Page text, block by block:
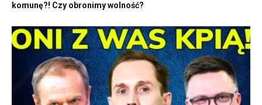
komunę?! Czy obronimy wolność?